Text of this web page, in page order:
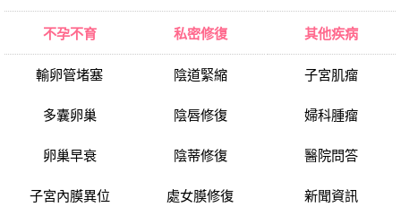
不孕不育
輸卵管堵塞
多囊卵巢
卵巢早衰
子宮內膜異位
私密修復
陰道緊縮
陰唇修復
陰蒂修復
處女膜修復
其他疾病
子宮肌瘤
婦科腫瘤
醫院問答
新聞資訊